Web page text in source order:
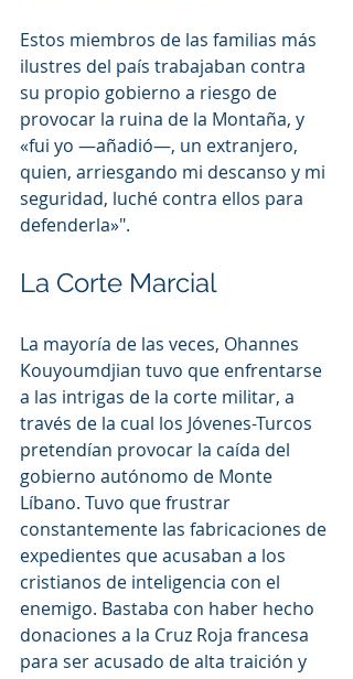
Estos miembros de las familias más
ilustres del país trabajaban contra
su propio gobierno a riesgo de
provocar la ruina de la Montaña, y
«fui yo —añadió—, un extranjero,
quien, arriesgando mi descanso y mi
seguridad, luché contra ellos para
defenderla»".
La Corte Marcial
La mayoría de las veces, Ohannes
Kouyoumdjian tuvo que enfrentarse
a las intrigas de la corte militar, a
través de la cual los Jóvenes-Turcos
pretendían provocar la caída del
gobierno autónomo de Monte
Líbano. Tuvo que frustrar
constantemente las fabricaciones de
expedientes que acusaban a los
cristianos de inteligencia con el
enemigo. Bastaba con haber hecho
donaciones a la Cruz Roja francesa
para ser acusado de alta traición y